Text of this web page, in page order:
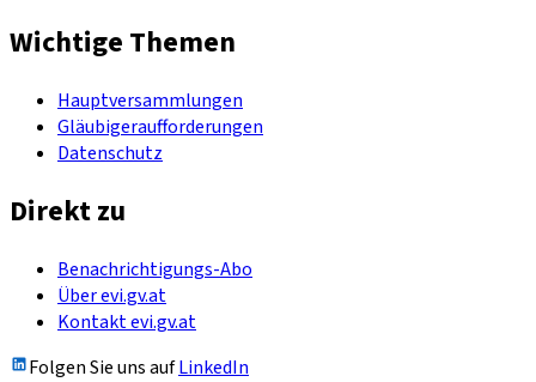
Wichtige Themen
Hauptversammlungen
Gläubigeraufforderungen
Datenschutz
Direkt zu
Benachrichtigungs-Abo
Über evi.gv.at
Kontakt evi.gv.at
Folgen Sie uns aufLinkedIn